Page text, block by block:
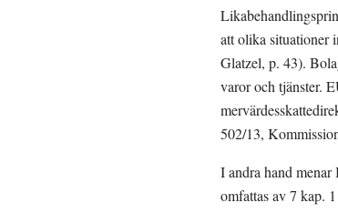
att olika situationer
Glatzel, p. 43).
varor och tjänster.
502/13,
I andra hand menar
omfattas av 7 kap.